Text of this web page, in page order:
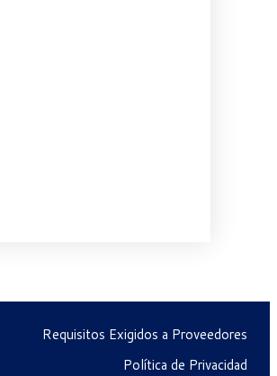
Requisitos Exigidos a Proveedores
Política de Privacidad